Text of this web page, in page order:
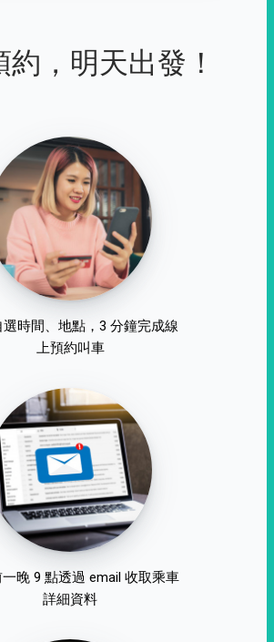
，明天出發！
時間、地點，3 分鐘完成線
上預約叫車
晚 9 點透過 email 收取乘車
詳細資料